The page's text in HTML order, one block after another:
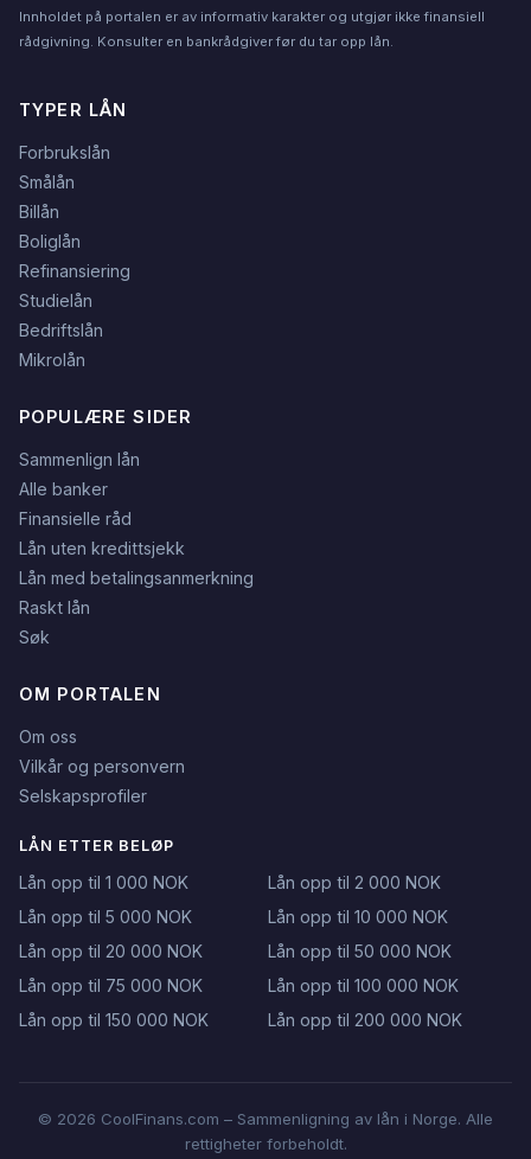
Innholdet på portalen er av informativ karakter og utgjør ikke finansiell
rådgivning. Konsulter en bankrådgiver før du tar opp lån.
TYPER LÅN
Forbrukslån
Smålån
Billån
Boliglån
Refinansiering
Studielån
Bedriftslån
Mikrolån
POPULÆRE SIDER
Sammenlign lån
Alle banker
Finansielle råd
Lån uten kredittsjekk
Lån med betalingsanmerkning
Raskt lån
Søk
OM PORTALEN
Om oss
Vilkår og personvern
Selskapsprofiler
LÅN ETTER BELØP
Lån opp til 1 000 NOK
Lån opp til 2 000 NOK
Lån opp til 5 000 NOK
Lån opp til 10 000 NOK
Lån opp til 20 000 NOK
Lån opp til 50 000 NOK
Lån opp til 75 000 NOK
Lån opp til 100 000 NOK
Lån opp til 150 000 NOK
Lån opp til 200 000 NOK
© 2026 CoolFinans.com – Sammenligning av lån i Norge. Alle
rettigheter forbeholdt.